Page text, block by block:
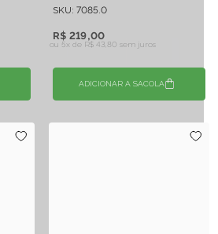
SKU: 7085.0
R$ 219,00
ou 5x de R$ 43,80 sem juros
ADICIONAR A SACOLA